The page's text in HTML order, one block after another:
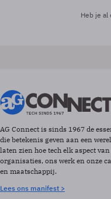
Heb je al
AG Connect is sinds 1967 de
die betekenis geven aan een
laten zien hoe tech elk aspect
organisaties, ons werk en onze
en maatschappij.
Lees ons manifest >